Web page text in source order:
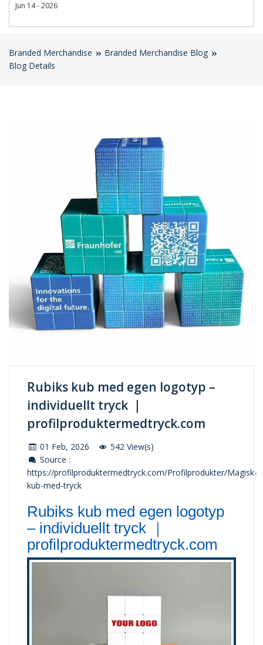
Jun 14 - 2026
Branded Merchandise
Branded Merchandise Blog
Blog Details
Rubiks kub med egen logotyp –
individuellt tryck ｜
profilproduktermedtryck.com
01 Feb, 2026
542 View(s)
Source :
https://profilproduktermedtryck.com/Profilprodukter/Magisk-
kub-med-tryck
Rubiks kub med egen logotyp
– individuellt tryck ｜
profilproduktermedtryck.com